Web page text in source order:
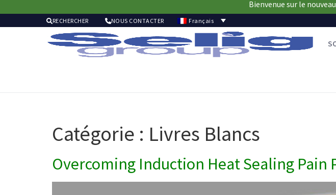
Bienvenue sur le
RECHERCHER NOUS CONTACTER Français
Catégorie : Livres Blancs
Overcoming Induction Heat Sealing Pain